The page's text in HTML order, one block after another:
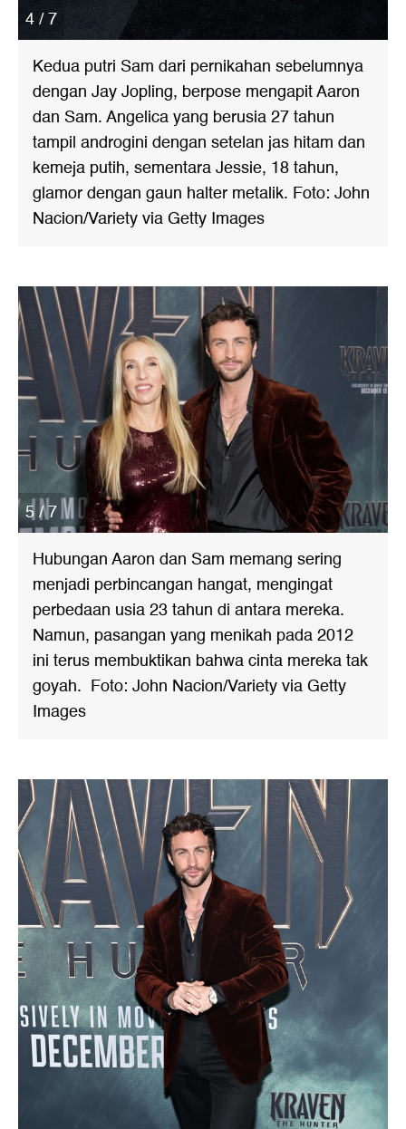
4 / 7
Kedua putri Sam dari pernikahan sebelumnya
dengan Jay Jopling, berpose mengapit Aaron
dan Sam. Angelica yang berusia 27 tahun
tampil androgini dengan setelan jas hitam dan
kemeja putih, sementara Jessie, 18 tahun,
glamor dengan gaun halter metalik. Foto: John
Nacion/Variety via Getty Images
5 / 7
Hubungan Aaron dan Sam memang sering
menjadi perbincangan hangat, mengingat
perbedaan usia 23 tahun di antara mereka.
Namun, pasangan yang menikah pada 2012
ini terus membuktikan bahwa cinta mereka tak
goyah. Foto: John Nacion/Variety via Getty
Images